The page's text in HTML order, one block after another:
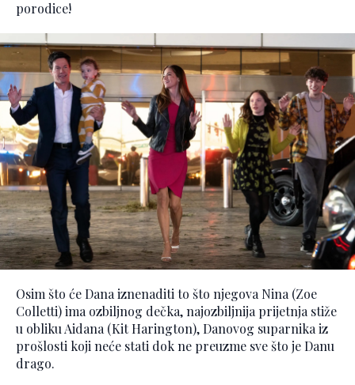
porodice!
Osim što će Dana iznenaditi to što njegova Nina (Zoe
Colletti) ima ozbiljnog dečka, najozbiljnija prijetnja stiže
u obliku Aidana (Kit Harington), Danovog suparnika iz
prošlosti koji neće stati dok ne preuzme sve što je Danu
drago.